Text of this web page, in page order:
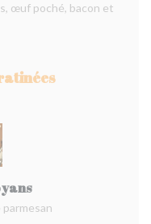
œuf poché, bacon et